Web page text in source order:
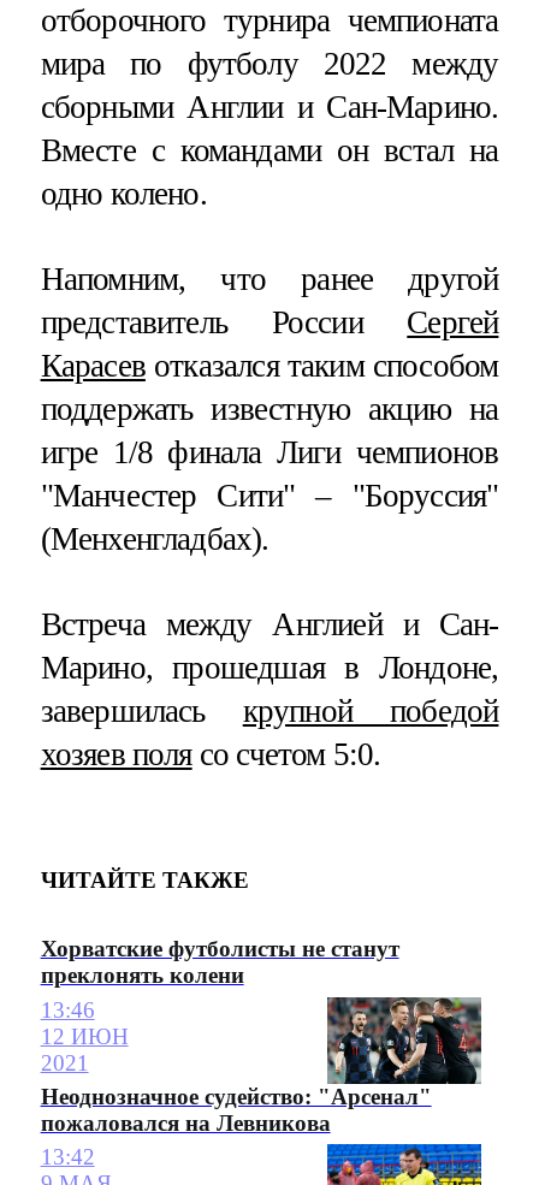
отборочного турнира чемпионата
мира по футболу 2022 между
сборными Англии и Сан-Марино.
Вместе с командами он встал на
одно колено.
Напомним, что ранее другой
представитель России Сергей
Карасевотказался таким способом
поддержать известную акцию на
игре 1/8 финала Лиги чемпионов
"Манчестер Сити" – "Боруссия"
(Менхенгладбах).
Встреча между Англией и Сан-
Марино, прошедшая в Лондоне,
завершилась крупной победой
хозяев полясо счетом 5:0.
ЧИТАЙТЕ ТАКЖЕ
Хорватские футболисты не станут
преклонять колени
13:46
12 ИЮН
2021
Неоднозначное судейство: "Арсенал"
пожаловался на Левникова
13:42